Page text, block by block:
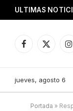
ULTIMAS
Facebook
X
jueves, agosto 6
Portada »